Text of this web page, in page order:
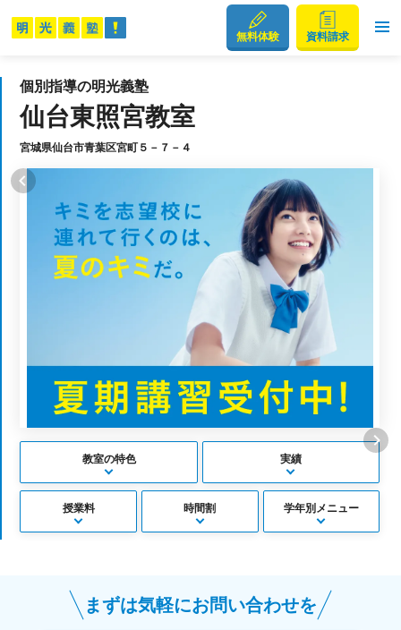
無料体験 資料請求
個別指導の明光義塾
仙台東照宮教室
宮城県仙台市青葉区宮町５－７－４
教室の特色 実績
授業料 時間割 学年別メニュー
まずは気軽にお問い合わせを